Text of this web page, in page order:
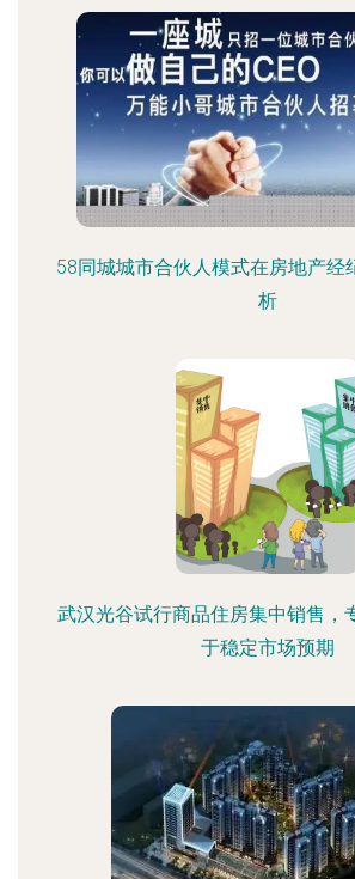
58同城城市合伙人模式在房地产经
析
武汉光谷试行商品住房集中销售，
于稳定市场预期